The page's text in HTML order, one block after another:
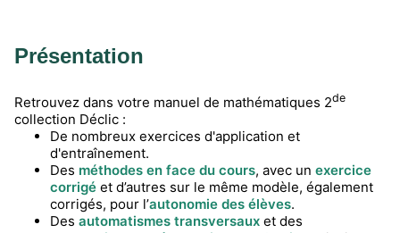
Présentation
Retrouvez dans votre manuel de mathématiques 2de
collection Déclic :
De nombreux exercices d'application et
d'entraînement.
Des méthodes en face du cours, avec un exercice
corrigé et d’autres sur le même modèle, également
corrigés, pour l’autonomie des élèves.
Des automatismes transversaux et des